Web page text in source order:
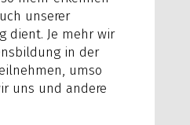
unserer
dient. Je mehr wir
in der
umso
uns und andere